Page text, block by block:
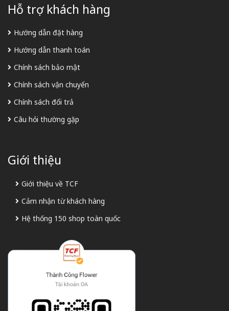
Hỗ trợ khách hàng
Hướng dẫn đặt hàng
Hướng dẫn thanh toán
Chính sách bảo mật
Chính sách vận chuyển
Chính sách đổi trả
Câu hỏi thường gặp
Giới thiệu
Giới thiệu về TCF
Cảm nhận từ khách hàng
Hệ thống 150 shop toàn quốc